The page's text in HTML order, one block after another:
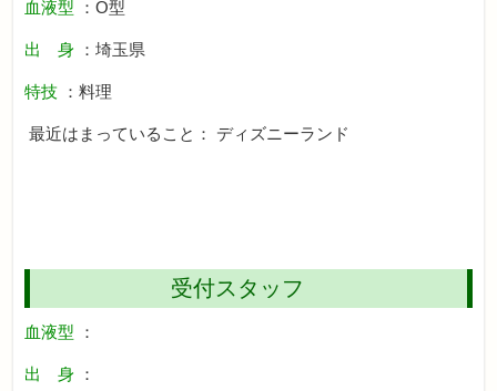
血液型 ：O型
出 身 ：埼玉県
特技 ：料理
最近はまっていること： ディズニーランド
受付スタッフ
血液型 ：
出 身 ：